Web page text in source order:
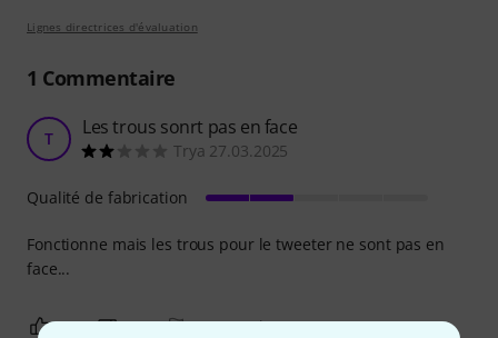
Lignes directrices d'évaluation
1 Commentaire
T Les trous sonrt pas en face
Trya 27.03.2025
Fonctionne mais les trous pour le tweeter ne sont pas en
face...
Qualité de fabrication
1 0 SIGNALER L'ÉVALUATION